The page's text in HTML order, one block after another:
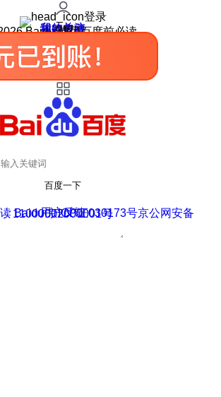
登录
我的关注
我的收藏
皮肤中心
用户反馈
设置
Baidu 使用百度前必读
百度一下
用户反馈
Baidu 京ICP证030173号
京公网安备11000002000001号